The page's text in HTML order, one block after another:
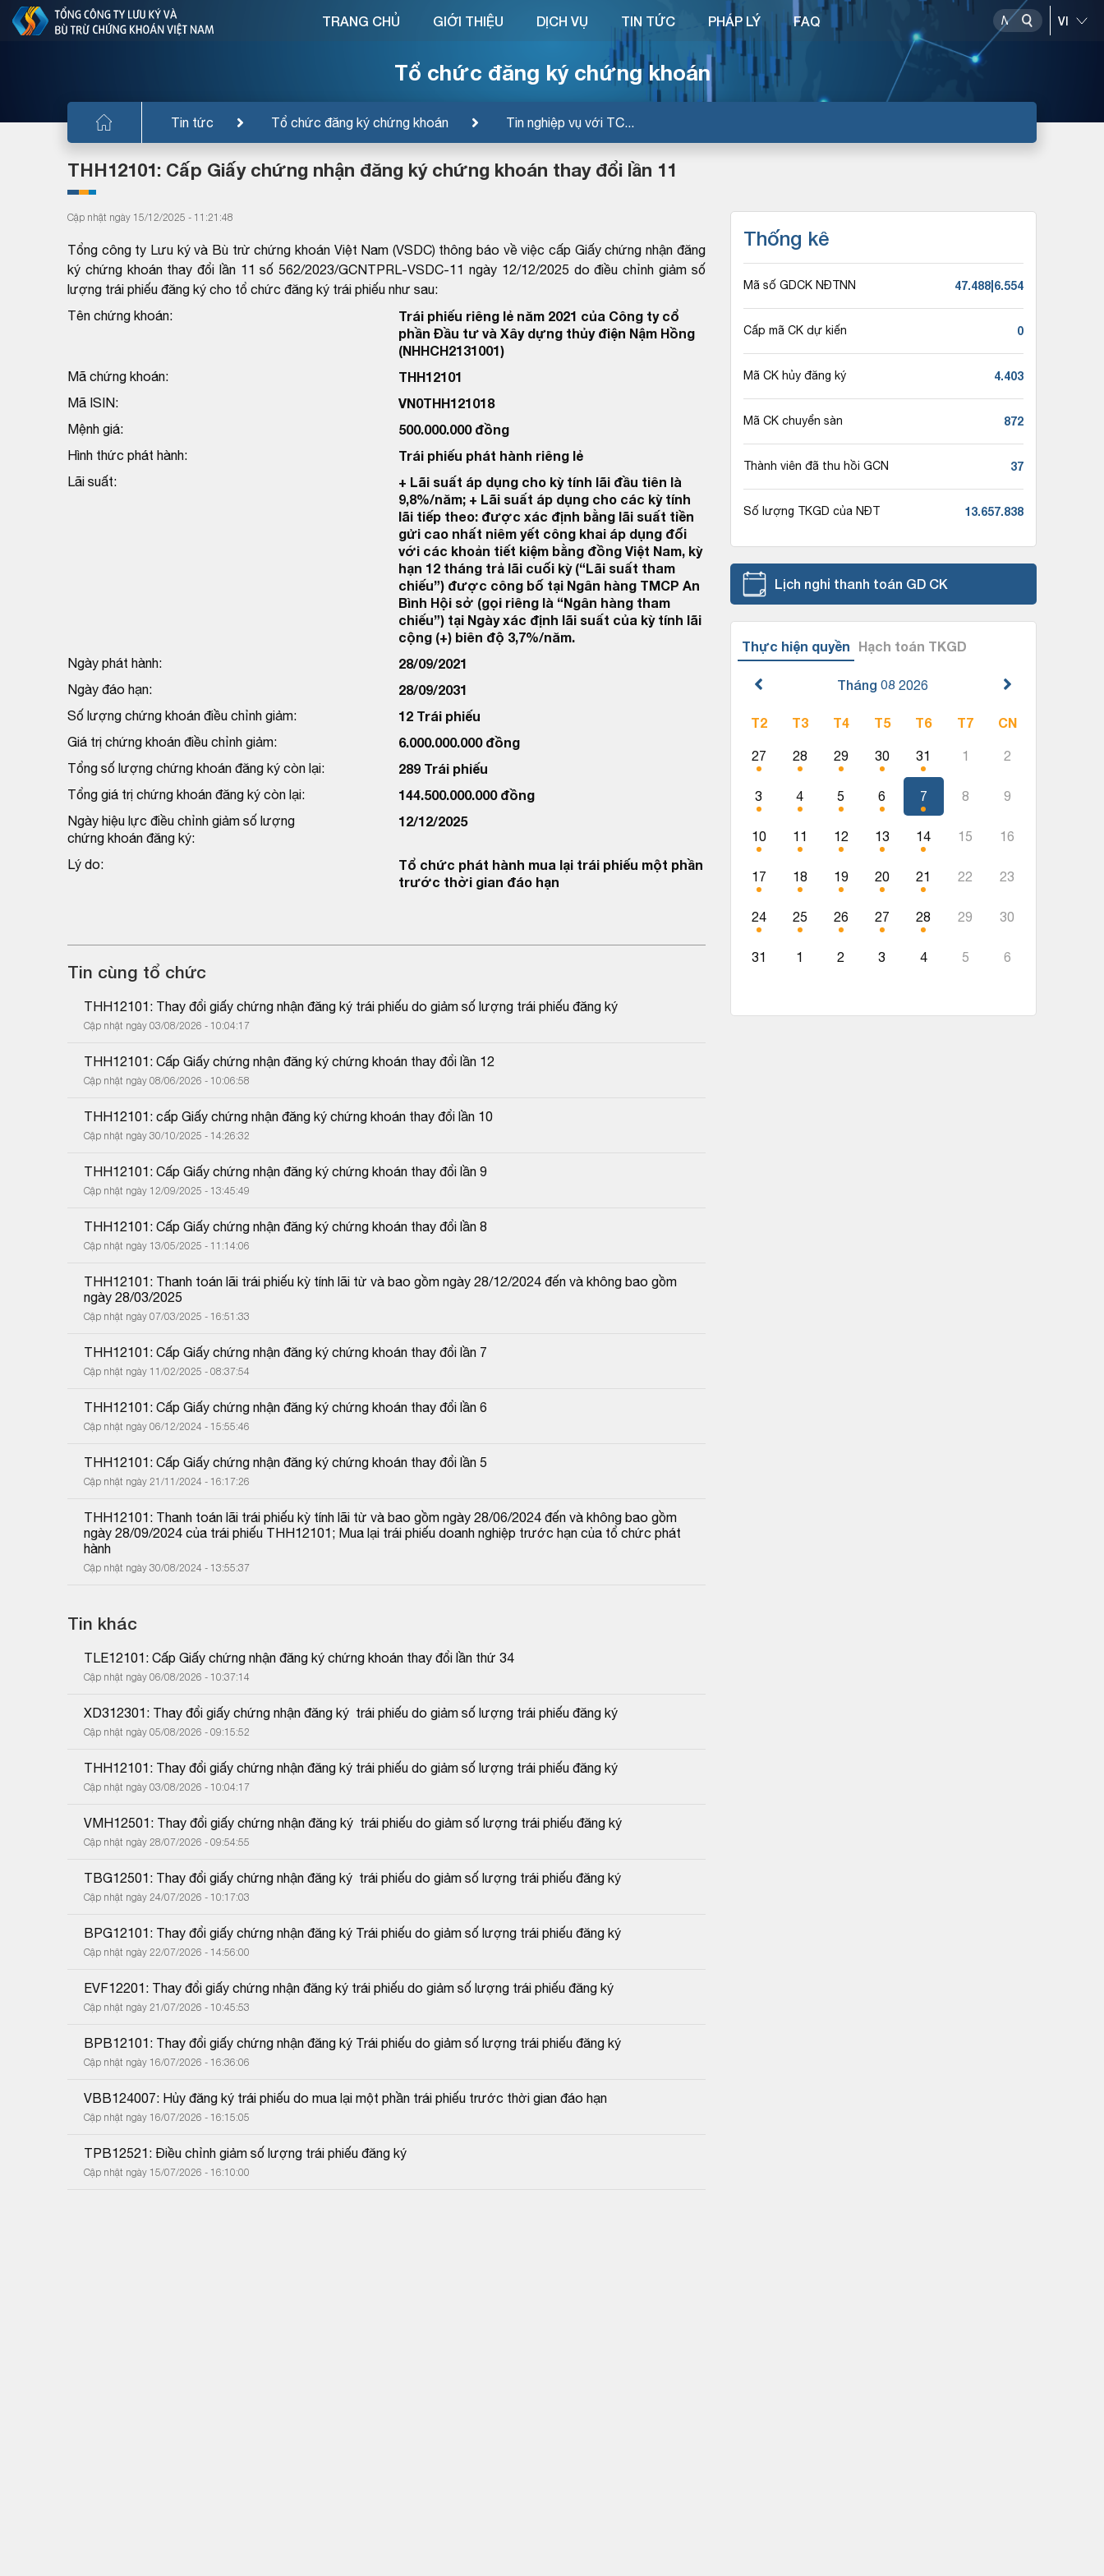
Tổ chức đăng ký chứng khoán
Tin tức Tổ chức đăng ký chứng khoán Tin nghiệp vụ với TC...
TRANG CHỦ GIỚI THIỆU DỊCH VỤ TIN TỨC PHÁP LÝ FAQ
THH12101: Cấp Giấy chứng nhận đăng ký chứng khoán thay đổi lần 11
Cập nhật ngày 15/12/2025 - 11:21:48
Tổng công ty Lưu ký và Bù trừ chứng khoán Việt Nam (VSDC) thông báo về việc cấp Giấy chứng nhận đăng
ký chứng khoán thay đổi lần 11 số 562/2023/GCNTPRL-VSDC-11 ngày 12/12/2025 do điều chỉnh giảm số
lượng trái phiếu đăng ký cho tổ chức đăng ký trái phiếu như sau:
Tên chứng khoán:
Trái phiếu riêng lẻ năm 2021 của Công ty cổ
phần Đầu tư và Xây dựng thủy điện Nậm Hồng
(NHHCH2131001)
Mã chứng khoán: THH12101
Mã ISIN: VN0THH121018
Mệnh giá: 500.000.000 đồng
Hình thức phát hành: Trái phiếu phát hành riêng lẻ
Lãi suất:
+ Lãi suất áp dụng cho kỳ tính lãi đầu tiên là
9,8%/năm; + Lãi suất áp dụng cho các kỳ tính
lãi tiếp theo: được xác định bằng lãi suất tiền
gửi cao nhất niêm yết công khai áp dụng đối
với các khoản tiết kiệm bằng đồng Việt Nam, kỳ
hạn 12 tháng trả lãi cuối kỳ (“Lãi suất tham
chiếu”) được công bố tại Ngân hàng TMCP An
Bình Hội sở (gọi riêng là “Ngân hàng tham
chiếu”) tại Ngày xác định lãi suất của kỳ tính lãi
cộng (+) biên độ 3,7%/năm.
Ngày phát hành: 28/09/2021
Ngày đáo hạn: 28/09/2031
Số lượng chứng khoán điều chỉnh giảm: 12 Trái phiếu
Giá trị chứng khoán điều chỉnh giảm: 6.000.000.000 đồng
Tổng số lượng chứng khoán đăng ký còn lại: 289 Trái phiếu
Tổng giá trị chứng khoán đăng ký còn lại: 144.500.000.000 đồng
Ngày hiệu lực điều chỉnh giảm số lượng
chứng khoán đăng ký:
12/12/2025
Lý do:
Tổ chức phát hành mua lại trái phiếu một phần
trước thời gian đáo hạn
Tin cùng tổ chức
THH12101: Thay đổi giấy chứng nhận đăng ký trái phiếu do giảm số lượng trái phiếu đăng ký
Cập nhật ngày 03/08/2026 - 10:04:17
THH12101: Cấp Giấy chứng nhận đăng ký chứng khoán thay đổi lần 12
Cập nhật ngày 08/06/2026 - 10:06:58
THH12101: cấp Giấy chứng nhận đăng ký chứng khoán thay đổi lần 10
Cập nhật ngày 30/10/2025 - 14:26:32
THH12101: Cấp Giấy chứng nhận đăng ký chứng khoán thay đổi lần 9
Cập nhật ngày 12/09/2025 - 13:45:49
THH12101: Cấp Giấy chứng nhận đăng ký chứng khoán thay đổi lần 8
Cập nhật ngày 13/05/2025 - 11:14:06
THH12101: Thanh toán lãi trái phiếu kỳ tính lãi từ và bao gồm ngày 28/12/2024 đến và không bao gồm
ngày 28/03/2025
Cập nhật ngày 07/03/2025 - 16:51:33
THH12101: Cấp Giấy chứng nhận đăng ký chứng khoán thay đổi lần 7
Cập nhật ngày 11/02/2025 - 08:37:54
THH12101: Cấp Giấy chứng nhận đăng ký chứng khoán thay đổi lần 6
Cập nhật ngày 06/12/2024 - 15:55:46
THH12101: Cấp Giấy chứng nhận đăng ký chứng khoán thay đổi lần 5
Cập nhật ngày 21/11/2024 - 16:17:26
THH12101: Thanh toán lãi trái phiếu kỳ tính lãi từ và bao gồm ngày 28/06/2024 đến và không bao gồm
ngày 28/09/2024 của trái phiếu THH12101; Mua lại trái phiếu doanh nghiệp trước hạn của tổ chức phát
hành
Cập nhật ngày 30/08/2024 - 13:55:37
Tin khác
TLE12101: Cấp Giấy chứng nhận đăng ký chứng khoán thay đổi lần thứ 34
Cập nhật ngày 06/08/2026 - 10:37:14
XD312301: Thay đổi giấy chứng nhận đăng ký  trái phiếu do giảm số lượng trái phiếu đăng ký
Cập nhật ngày 05/08/2026 - 09:15:52
THH12101: Thay đổi giấy chứng nhận đăng ký trái phiếu do giảm số lượng trái phiếu đăng ký
Cập nhật ngày 03/08/2026 - 10:04:17
VMH12501: Thay đổi giấy chứng nhận đăng ký  trái phiếu do giảm số lượng trái phiếu đăng ký
Cập nhật ngày 28/07/2026 - 09:54:55
TBG12501: Thay đổi giấy chứng nhận đăng ký  trái phiếu do giảm số lượng trái phiếu đăng ký
Cập nhật ngày 24/07/2026 - 10:17:03
BPG12101: Thay đổi giấy chứng nhận đăng ký Trái phiếu do giảm số lượng trái phiếu đăng ký
Cập nhật ngày 22/07/2026 - 14:56:00
EVF12201: Thay đổi giấy chứng nhận đăng ký trái phiếu do giảm số lượng trái phiếu đăng ký
Cập nhật ngày 21/07/2026 - 10:45:53
BPB12101: Thay đổi giấy chứng nhận đăng ký Trái phiếu do giảm số lượng trái phiếu đăng ký
Cập nhật ngày 16/07/2026 - 16:36:06
VBB124007: Hủy đăng ký trái phiếu do mua lại một phần trái phiếu trước thời gian đáo hạn
Cập nhật ngày 16/07/2026 - 16:15:05
TPB12521: Điều chỉnh giảm số lượng trái phiếu đăng ký
Cập nhật ngày 15/07/2026 - 16:10:00
Thống kê
Mã số GDCK NĐTNN 47.488|6.554
Cấp mã CK dự kiến 0
Mã CK hủy đăng ký 4.403
Mã CK chuyển sàn 872
Thành viên đã thu hồi GCN 37
Số lượng TKGD của NĐT 13.657.838
Lịch nghỉ thanh toán GD CK
Thực hiện quyền Hạch toán TKGD
Tháng 08 2026
T2 T3 T4 T5 T6 T7 CN
27 28 29 30 31 1 2
3 4 5 6 7 8 9
10 11 12 13 14 15 16
17 18 19 20 21 22 23
24 25 26 27 28 29 30
31 1 2 3 4 5 6